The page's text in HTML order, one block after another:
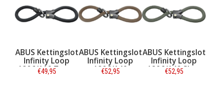
ABUS Kettingslot
Infinity Loop
1806/140
Autumn Orange
€52,95
ABUS Kettingslot
Infinity Loop
1806/140 Slow
Green
€52,95
ABUS Slotspray
50 ml
€9,95